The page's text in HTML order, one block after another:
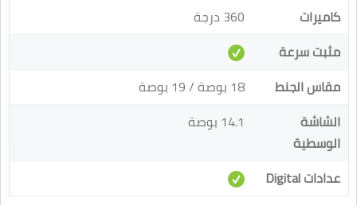
كاميرات
360 درجة
مثبت سرعة
مقاس الجنط
18 بوصة / 19 بوصة
الشاشة
الوسطية
14.1 بوصة
عدادات Digital